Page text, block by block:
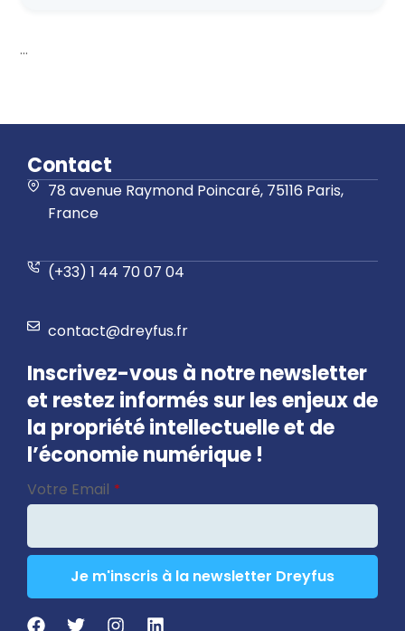
...
Contact
78 avenue Raymond Poincaré, 75116 Paris,
France
(+33) 1 44 70 07 04
contact@dreyfus.fr
Inscrivez-vous à notre newsletter
et restez informés sur les enjeux de
la propriété intellectuelle et de
l’économie numérique !
Business
Email *
Votre Email *
Je m'inscris à la newsletter Dreyfus